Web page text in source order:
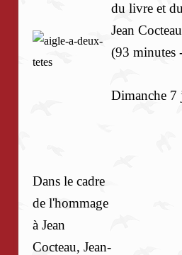
du livre et
Jean Cocteau
(93 minutes
Dimanche
Dans le cadre
de l'hommage
à Jean
Cocteau, Jean-